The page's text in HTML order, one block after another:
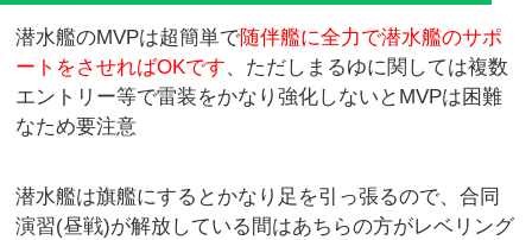
潜水艦のMVPは超簡単で随伴艦に全力で潜水艦のサポ
ートをさせればOKです、ただしまるゆに関しては複数
エントリー等で雷装をかなり強化しないとMVPは困難
なため要注意
潜水艦は旗艦にするとかなり足を引っ張るので、合同
演習(昼戦)が解放している間はあちらの方がレベリング